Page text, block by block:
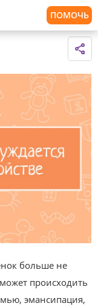
ПОМОЧЬ
больше не
происходить
эмансипация,